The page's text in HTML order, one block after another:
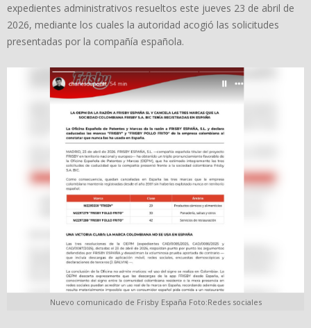
expedientes administrativos resueltos este jueves 23 de abril de
2026, mediante los cuales la autoridad acogió las solicitudes
presentadas por la compañía española.
Nuevo comunicado de Frisby España Foto:Redes sociales